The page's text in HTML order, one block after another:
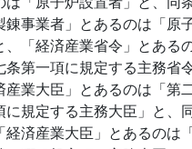
錬事業者」とあるのは「原
、「経済産業省令」とある
条第一項に規定する主務省令
産業大臣」とあるのは「第
に規定する主務大臣」と、
経済産業大臣」とあるのは